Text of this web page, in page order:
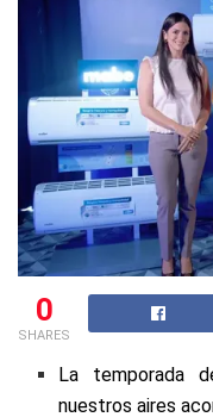
0
SHARES
La temporada
nuestros aires